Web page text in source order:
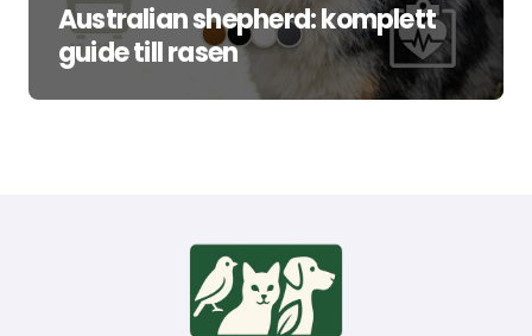
Australian shepherd: komplett
guide till rasen